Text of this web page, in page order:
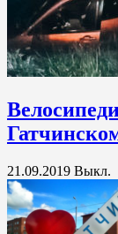
21.09.2019 Выкл.